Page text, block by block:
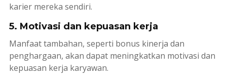
karier mereka sendiri.
5. Motivasi dan kepuasan kerja
Manfaat tambahan, seperti bonus kinerja dan
penghargaan, akan dapat meningkatkan motivasi dan
kepuasan kerja karyawan.